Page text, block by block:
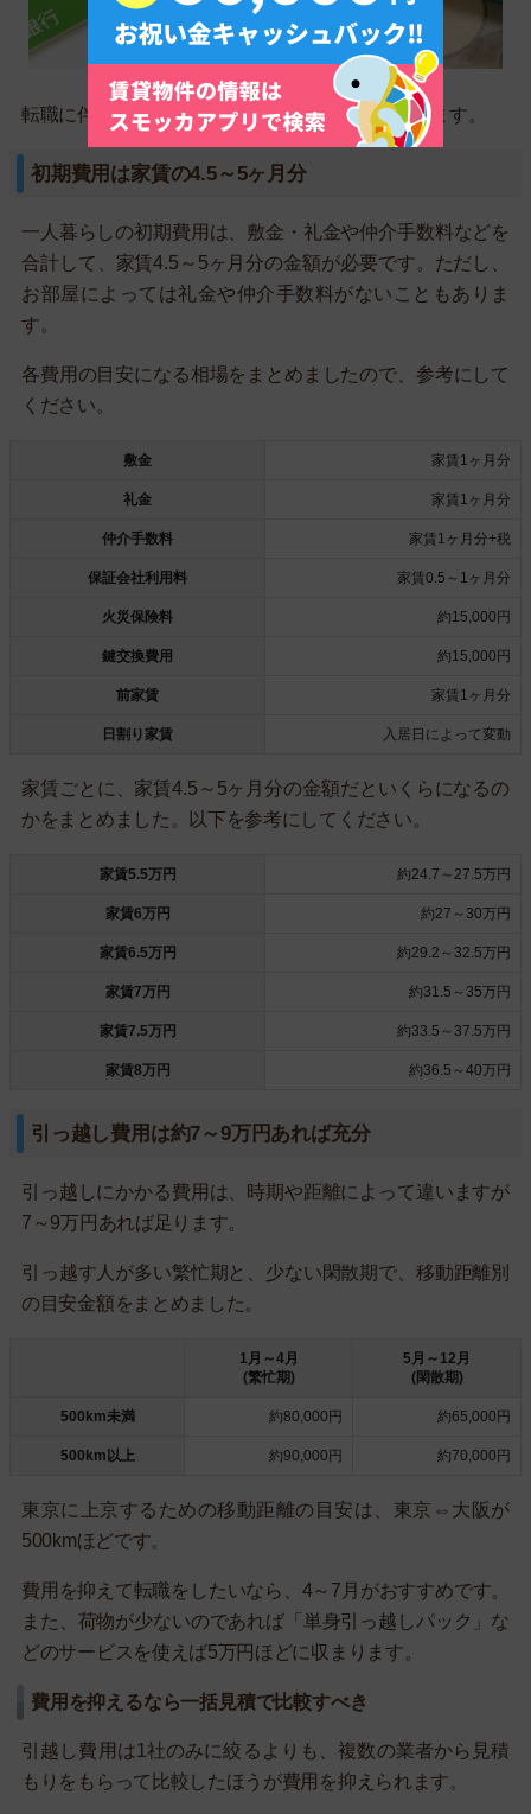
転職に伴う引っ越しにかかる費用の目安を紹介します。
初期費用は家賃の4.5～5ヶ月分
一人暮らしの初期費用は、敷金・礼金や仲介手数料などを
合計して、家賃4.5～5ヶ月分の金額が必要です。ただし、
お部屋によっては礼金や仲介手数料がないこともありま
す。
各費用の目安になる相場をまとめましたので、参考にして
ください。
敷金 家賃1ヶ月分
礼金 家賃1ヶ月分
仲介手数料 家賃1ヶ月分+税
保証会社利用料 家賃0.5～1ヶ月分
火災保険料 約15,000円
鍵交換費用 約15,000円
前家賃 家賃1ヶ月分
日割り家賃 入居日によって変動
家賃ごとに、家賃4.5～5ヶ月分の金額だといくらになるの
かをまとめました。以下を参考にしてください。
家賃5.5万円 約24.7～27.5万円
家賃6万円 約27～30万円
家賃6.5万円 約29.2～32.5万円
家賃7万円 約31.5～35万円
家賃7.5万円 約33.5～37.5万円
家賃8万円 約36.5～40万円
引っ越し費用は約7～9万円あれば充分
引っ越しにかかる費用は、時期や距離によって違いますが
7～9万円あれば足ります。
引っ越す人が多い繁忙期と、少ない閑散期で、移動距離別
の目安金額をまとめました。
1月～4月
(繁忙期)
5月～12月
(閑散期)
500km未満 約80,000円 約65,000円
500km以上 約90,000円 約70,000円
東京に上京するための移動距離の目安は、東京⇔大阪が
500kmほどです。
費用を抑えて転職をしたいなら、4～7月がおすすめです。
また、荷物が少ないのであれば「単身引っ越しパック」な
どのサービスを使えば5万円ほどに収まります。
費用を抑えるなら一括見積で比較すべき
引越し費用は1社のみに絞るよりも、複数の業者から見積
もりをもらって比較したほうが費用を抑えられます。